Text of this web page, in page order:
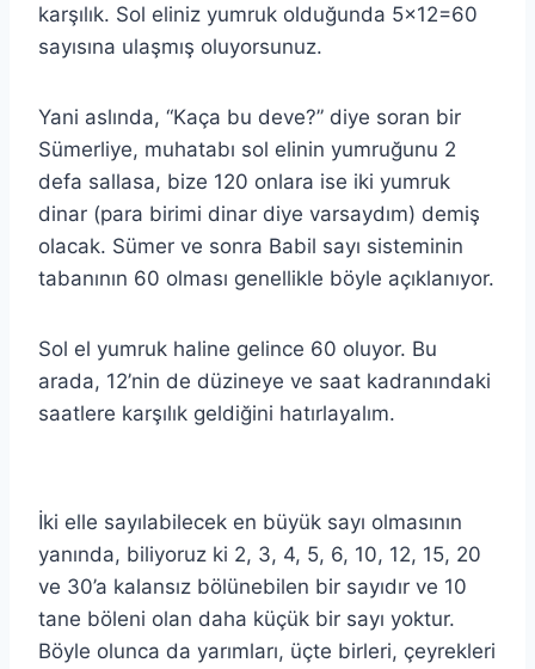
karşılık. Sol eliniz yumruk olduğunda 5×12=60
sayısına ulaşmış oluyorsunuz.
Yani aslında, “Kaça bu deve?” diye soran bir
Sümerliye, muhatabı sol elinin yumruğunu 2
defa sallasa, bize 120 onlara ise iki yumruk
dinar (para birimi dinar diye varsaydım) demiş
olacak. Sümer ve sonra Babil sayı sisteminin
tabanının 60 olması genellikle böyle açıklanıyor.
Sol el yumruk haline gelince 60 oluyor. Bu
arada, 12’nin de düzineye ve saat kadranındaki
saatlere karşılık geldiğini hatırlayalım.
İki elle sayılabilecek en büyük sayı olmasının
yanında, biliyoruz ki 2, 3, 4, 5, 6, 10, 12, 15, 20
ve 30’a kalansız bölünebilen bir sayıdır ve 10
tane böleni olan daha küçük bir sayı yoktur.
Böyle olunca da yarımları, üçte birleri, çeyrekleri